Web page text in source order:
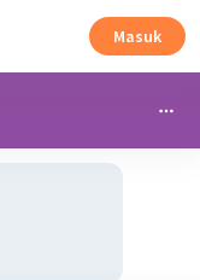
Masuk